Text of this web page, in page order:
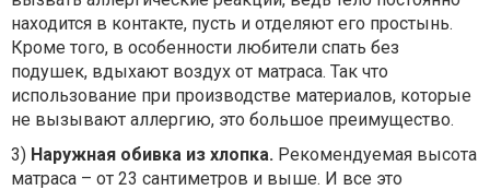
находится в контакте, пусть и отделяют его простынь.
Кроме того, в особенности любители спать без
подушек, вдыхают воздух от матраса. Так что
использование при производстве материалов, которые
не вызывают аллергию, это большое преимущество.
3) Наружная обивка из хлопка. Рекомендуемая высота
матраса – от 23 сантиметров и выше. И все это